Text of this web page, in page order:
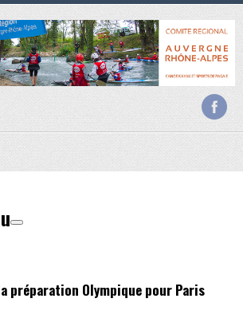
préparation Olympique pour Paris